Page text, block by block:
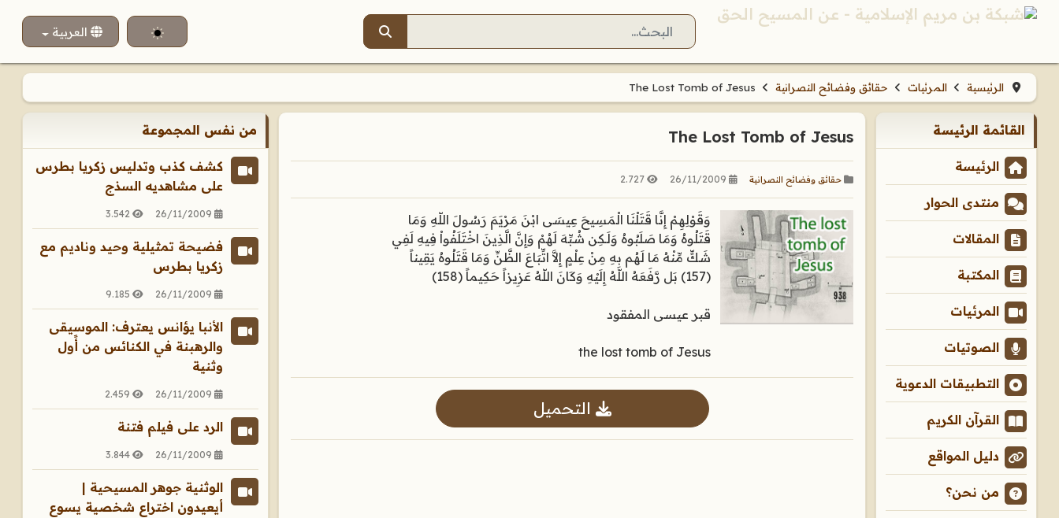
البحث اختر لغتكالعربية
الرئيسية المرئيات حقائق وفضائح النصرانية The Lost Tomb of Jesus
القائمة الرئيسة
الرئيسة
منتدى الحوار
المقالات
المكتبة
المرئيات
الصوتيات
التطبيقات الدعوية
القرآن الكريم
دليل المواقع
من نحن؟
The Lost Tomb of Jesus
حقائق وفضائح النصرانية 26/11/2009
2.727
وَقَوْلِهِمْ إِنَّا قَتَلْنَا الْمَسِيحَ عِيسَى ابْنَ مَرْيَمَ رَسُولَ اللّهِ وَمَا
قَتَلُوهُ وَمَا صَلَبُوهُ وَلَـكِن شُبِّهَ لَهُمْ وَإِنَّ الَّذِينَ اخْتَلَفُواْ فِيهِ لَفِي
شَكٍّ مِّنْهُ مَا لَهُم بِهِ مِنْ عِلْمٍ إِلاَّ اتِّبَاعَ الظَّنِّ وَمَا قَتَلُوهُ يَقِيناً
(157) بَل رَّفَعَهُ اللّهُ إِلَيْهِ وَكَانَ اللّهُ عَزِيزاً حَكِيماً (158)
قبر عيسى المفقود
the lost tomb of Jesus
التحميل
من نفس المجموعة
كشف كذب وتدليس زكريا بطرس
على مشاهديه السذج
26/11/2009
3.542
فضيحة تمثيلية وحيد وناديم مع
زكريا بطرس
26/11/2009
9.185
الأنبا يؤانس يعترف: الموسيقى
والرهبنة في الكنائس من أًول
وثنية
26/11/2009
2.459
الرد على فيلم فتنة
26/11/2009
3.844
الوثنية جوهر المسيحية |
أيعيدون اختراع شخصية يسوع